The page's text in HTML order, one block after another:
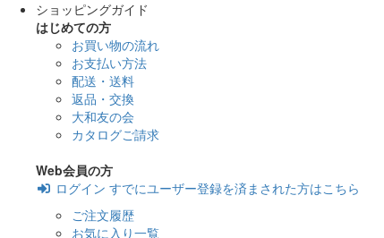
ショッピングガイド
はじめての方
お買い物の流れ
お支払い方法
配送・送料
返品・交換
大和友の会
カタログご請求
Web会員の方
ログイン すでにユーザー登録を済まされた方はこちら
ご注文履歴
お気に入り一覧